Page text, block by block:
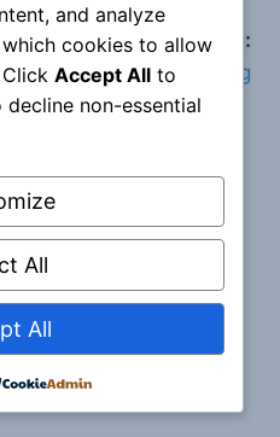
e-mail:
and analyze
cookies to allow
Accept All to
decline non-essential
All
All